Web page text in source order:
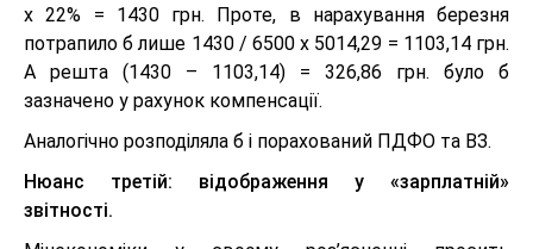
х 22% = 1430 грн. Проте, в нарахування березня
потрапило б лише 1430 / 6500 х 5014,29 = 1103,14 грн.
А решта (1430 – 1103,14) = 326,86 грн. було б
зазначено у рахунок компенсації.
Аналогічно розподіляла б і порахований ПДФО та ВЗ.
Нюанс третій: відображення у «зарплатній»
звітності.